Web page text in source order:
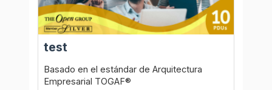
test
Basado en el estándar de Arquitectura
Empresarial TOGAF®